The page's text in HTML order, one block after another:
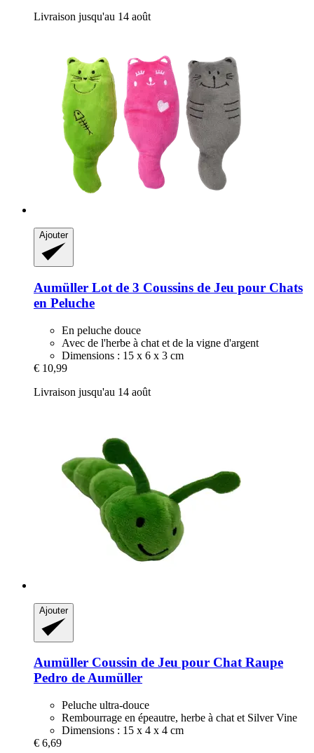
Livraison jusqu'au 14 août
Ajouter
Aumüller Lot de 3 Coussins de Jeu pour Chats
en Peluche
En peluche douce
Avec de l'herbe à chat et de la vigne d'argent
Dimensions : 15 x 6 x 3 cm
€ 10,99
Livraison jusqu'au 14 août
Ajouter
Aumüller Coussin de Jeu pour Chat Raupe
Pedro de Aumüller
Peluche ultra-douce
Rembourrage en épeautre, herbe à chat et Silver Vine
Dimensions : 15 x 4 x 4 cm
€ 6,69